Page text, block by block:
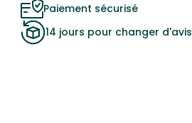
Paiement sécurisé
14 jours pour changer d'avis